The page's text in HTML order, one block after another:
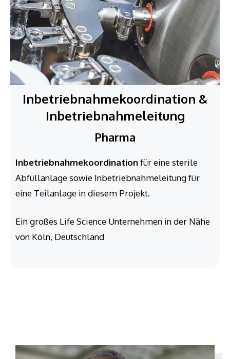
Inbetriebnahmekoordination &
Inbetriebnahmeleitung
Pharma
Inbetriebnahmekoordinationfür eine sterile
Abfüllanlage sowie Inbetriebnahmeleitung für
eine Teilanlage in diesem Projekt.
Ein großes Life Science Unternehmen in der Nähe
von Köln, Deutschland